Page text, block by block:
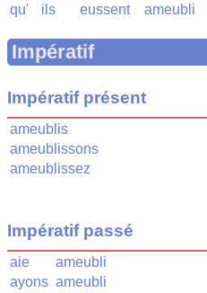
qu'
ils eussent ameubli
Impératif
Impératif présent
ameublis
ameublissons
ameublissez
Impératif passé
aie
ameubli
ayons ameubli